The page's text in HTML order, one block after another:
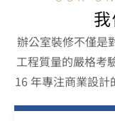
辦公室裝修不僅是
工程質量的嚴格考
16 年專注商業設